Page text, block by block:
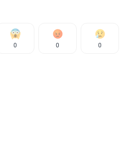
0 0 0